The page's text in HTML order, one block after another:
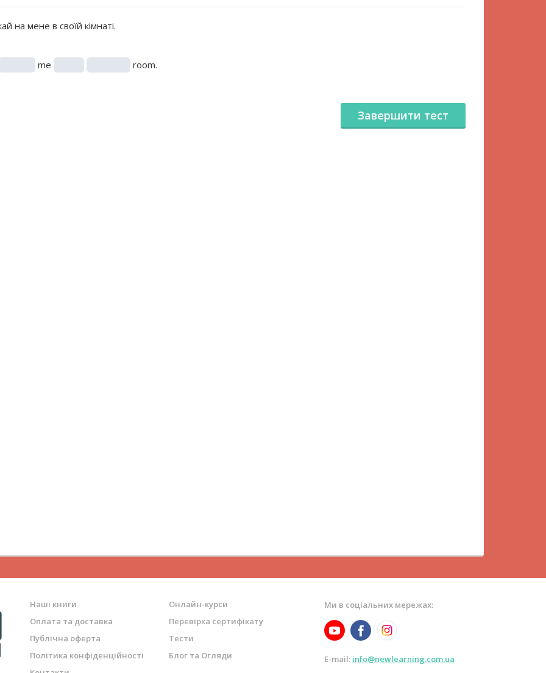
на мене в своїй кімнаті.
me room.
Наші книги
Онлайн-курси
Оплата та доставка
Перевірка сертифікату
Публічна оферта
Тести
Політика конфіденційності
Блог та Огляди
Ми в соціальних мережах:
E-mail: info@newlearning.com.ua